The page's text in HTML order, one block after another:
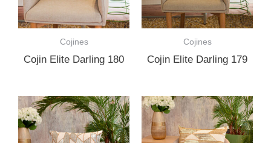
Cojines
Cojin Elite Darling 180
Cojines
Cojin Elite Darling 179